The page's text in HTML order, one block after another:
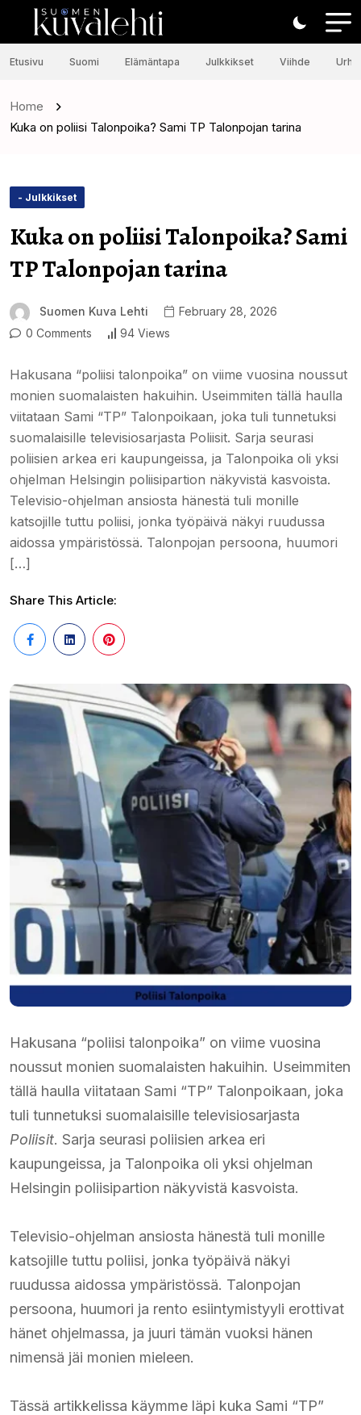
Etusivu Suomi Elämäntapa Julkkikset Viihde
Home
Kuka on poliisi Talonpoika? Sami TP Talonpojan tarina
- Julkkikset
Kuka on poliisi Talonpoika? Sami
TP Talonpojan tarina
Suomen Kuva Lehti
February 28, 2026
0 Comments
94 Views
Hakusana “poliisi talonpoika” on viime vuosina noussut
monien suomalaisten hakuihin. Useimmiten tällä haulla
viitataan Sami “TP” Talonpoikaan, joka tuli tunnetuksi
suomalaisille televisiosarjasta Poliisit. Sarja seurasi
poliisien arkea eri kaupungeissa, ja Talonpoika oli yksi
ohjelman Helsingin poliisipartion näkyvistä kasvoista.
Televisio-ohjelman ansiosta hänestä tuli monille
katsojille tuttu poliisi, jonka työpäivä näkyi ruudussa
aidossa ympäristössä. Talonpojan persoona, huumori
[…]
Share This Article:
Hakusana “poliisi talonpoika” on viime vuosina
noussut monien suomalaisten hakuihin. Useimmiten
tällä haulla viitataan Sami “TP” Talonpoikaan, joka
tuli tunnetuksi suomalaisille televisiosarjasta
Poliisit. Sarja seurasi poliisien arkea eri
kaupungeissa, ja Talonpoika oli yksi ohjelman
Helsingin poliisipartion näkyvistä kasvoista.
Televisio-ohjelman ansiosta hänestä tuli monille
katsojille tuttu poliisi, jonka työpäivä näkyi
ruudussa aidossa ympäristössä. Talonpojan
persoona, huumori ja rento esiintymistyyli erottivat
hänet ohjelmassa, ja juuri tämän vuoksi hänen
nimensä jäi monien mieleen.
Tässä artikkelissa käymme läpi kuka Sami “TP”